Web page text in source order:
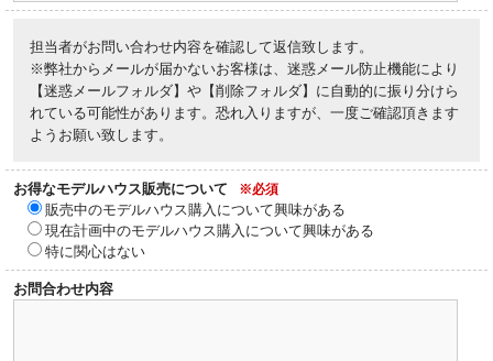
担当者がお問い合わせ内容を確認して返信致します。
※弊社からメールが届かないお客様は、迷惑メール防止機能により
【迷惑メールフォルダ】や【削除フォルダ】に自動的に振り分けら
れている可能性があります。恐れ入りますが、一度ご確認頂きます
ようお願い致します。
お得なモデルハウス販売について ※必須
販売中のモデルハウス購入について興味がある
現在計画中のモデルハウス購入について興味がある
特に関心はない
お問合わせ内容